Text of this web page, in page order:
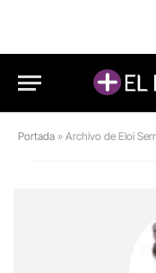
Portada » Archivo de Eloi